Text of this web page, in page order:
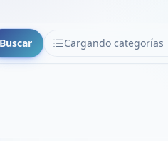
Buscar Cargando categorías
CATEGORÍAS